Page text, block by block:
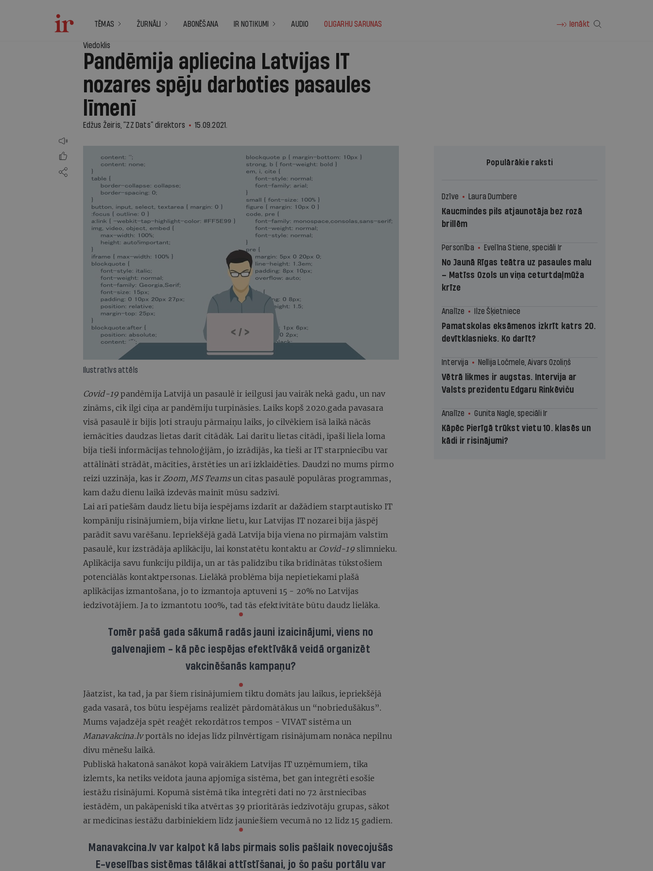
TĒMAS ŽURNĀLI ABONĒŠANA IR NOTIKUMI AUDIO OLIGARHU SARUNAS Ienākt
Viedoklis
Pandēmija apliecina Latvijas IT
nozares spēju darboties pasaules
līmenī
Edžus Žeiris, “ZZ Dats” direktors 15.09.2021.
Ilustratīvs attēls
Covid-19 pandēmija Latvijā un pasaulē ir ieilgusi jau vairāk nekā gadu, un nav
zināms, cik ilgi cīņa ar pandēmiju turpināsies. Laiks kopš 2020.gada pavasara
visā pasaulē ir bijis ļoti strauju pārmaiņu laiks, jo cilvēkiem īsā laikā nācās
iemācīties daudzas lietas darīt citādāk. Lai darītu lietas citādi, īpaši liela loma
bija tieši informācijas tehnoloģijām, jo izrādījās, ka tieši ar IT starpniecību var
attālināti strādāt, mācīties, ārstēties un arī izklaidēties. Daudzi no mums pirmo
reizi uzzināja, kas ir Zoom,MS Teamsun citas pasaulē populāras programmas,
kam dažu dienu laikā izdevās mainīt mūsu sadzīvi.
Lai arī patiešām daudz lietu bija iespējams izdarīt ar dažādiem starptautisko IT
kompāniju risinājumiem, bija virkne lietu, kur Latvijas IT nozarei bija jāspēj
parādīt savu varēšanu. Iepriekšējā gadā Latvija bija viena no pirmajām valstīm
pasaulē, kur izstrādāja aplikāciju, lai konstatētu kontaktu ar Covid-19slimnieku.
Aplikācija savu funkciju pildīja, un ar tās palīdzību tika brīdinātas tūkstošiem
potenciālās kontaktpersonas. Lielākā problēma bija nepietiekami plašā
aplikācijas izmantošana, jo to izmantoja aptuveni 15 - 20% no Latvijas
iedzīvotājiem. Ja to izmantotu 100%, tad tās efektivitāte būtu daudz lielāka.
Tomēr pašā gada sākumā radās jauni izaicinājumi, viens no
galvenajiem - kā pēc iespējas efektīvākā veidā organizēt
vakcinēšanās kampaņu?
Jāatzīst, ka tad, ja par šiem risinājumiem tiktu domāts jau laikus, iepriekšējā
gada vasarā, tos būtu iespējams realizēt pārdomātākus un “nobriedušākus”.
Mums vajadzēja spēt reaģēt rekordātros tempos - VIVAT sistēma un
Manavakcina.lvportāls no idejas līdz pilnvērtīgam risinājumam nonāca nepilnu
divu mēnešu laikā.
Publiskā hakatonā sanākot kopā vairākiem Latvijas IT uzņēmumiem, tika
izlemts, ka netiks veidota jauna apjomīga sistēma, bet gan integrēti esošie
iestāžu risinājumi. Kopumā sistēmā tika integrēti dati no 72 ārstniecības
iestādēm, un pakāpeniski tika atvērtas 39 prioritārās iedzīvotāju grupas, sākot
ar medicīnas iestāžu darbiniekiem līdz jauniešiem vecumā no 12 līdz 15 gadiem.
Manavakcina.lv var kalpot kā labs pirmais solis pašlaik novecojušās
E-veselības sistēmas tālākai attīstīšanai, jo šo pašu portālu var
Populārākie raksti
Dzīve Laura Dumbere
Kaucmindes pils atjaunotāja bez rozā
brillēm
Personība Evelīna Stiene, speciāli Ir
No Jaunā Rīgas teātra uz pasaules malu
– Matīss Ozols un viņa ceturtdaļmūža
krīze
Analīze Ilze Šķietniece
Pamatskolas eksāmenos izkrīt katrs 20.
devītklasnieks. Ko darīt?
Intervija Nellija Ločmele, Aivars Ozoliņš
Vētrā likmes ir augstas. Intervija ar
Valsts prezidentu Edgaru Rinkēviču
Analīze Gunita Nagle, speciāli Ir
Kāpēc Pierīgā trūkst vietu 10. klasēs un
kādi ir risinājumi?